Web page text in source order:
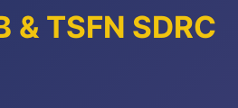
TSFN SDRC